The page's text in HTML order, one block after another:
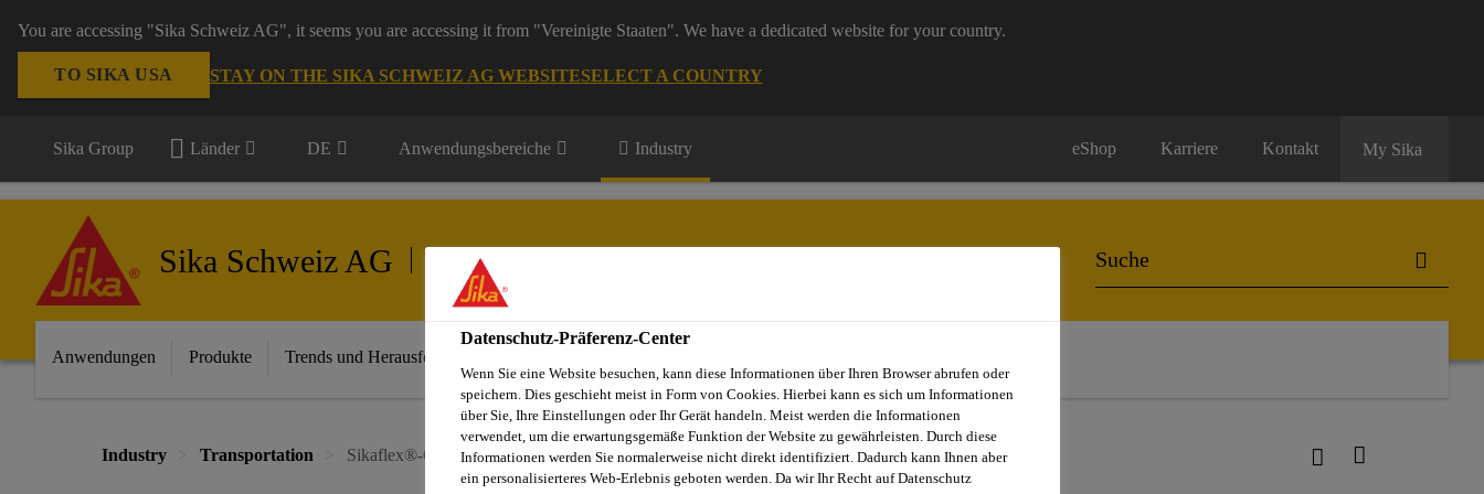
You are accessing "Sika Schweiz AG", it seems you are accessing it from "Vereinigte Staaten". We have a dedicated website for your country.
TO SIKA USA STAY ON THE SIKA SCHWEIZ AG WEBSITESELECT A COUNTRY
Sika Group Länder DE Anwendungsbereiche Industry eShop Karriere Kontakt My Sika
Sika Schweiz AG Transportation
Anwendungen Produkte Trends und Herausforderungen
Industry Transportation Sikaflex®-668
Datenschutz-Präferenz-Center
Wenn Sie eine Website besuchen, kann diese Informationen über Ihren Browser abrufen oder
speichern. Dies geschieht meist in Form von Cookies. Hierbei kann es sich um Informationen
über Sie, Ihre Einstellungen oder Ihr Gerät handeln. Meist werden die Informationen
verwendet, um die erwartungsgemäße Funktion der Website zu gewährleisten. Durch diese
Informationen werden Sie normalerweise nicht direkt identifiziert. Dadurch kann Ihnen aber
ein personalisierteres Web-Erlebnis geboten werden. Da wir Ihr Recht auf Datenschutz